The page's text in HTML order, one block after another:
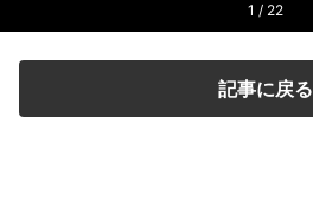
1 / 22
記事に戻る